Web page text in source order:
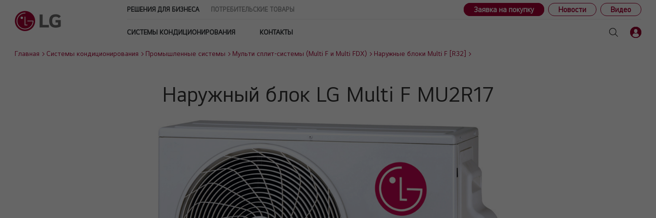
РЕШЕНИЯ ДЛЯ БИЗНЕСА ПОТРЕБИТЕЛЬСКИЕ ТОВАРЫ Заявка на покупку Новости Видео
СИСТЕМЫ КОНДИЦИОНИРОВАНИЯ КОНТАКТЫ
Главная Системы кондиционирования Промышленные системы Мульти сплит-системы (Multi F и Multi FDX) Наружные блоки Multi F [R32]
Наружный блок LG Multi F MU2R17